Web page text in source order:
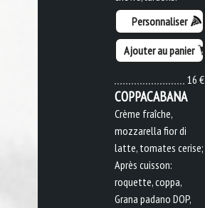
Personnaliser
Ajouter au panier
16 €
COPPACABANA
Crème fraîche,
mozzarella fior di
latte, tomates cerise;
Après cuisson:
roquette, coppa,
Grana padano DOP,